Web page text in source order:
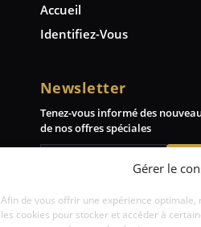
Gérer le
Afin de vous offrir une expérience
les cookies pour stocker et accéder à
Accueil
Identifiez-Vous
Newsletter
Tenez-vous informé des
de nos offres spéciales